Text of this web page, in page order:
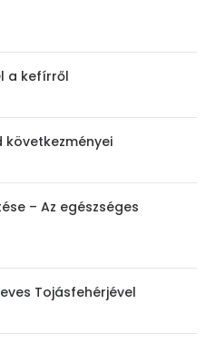
a kefírről
következményei
– Az egészséges
Tojásfehérjével